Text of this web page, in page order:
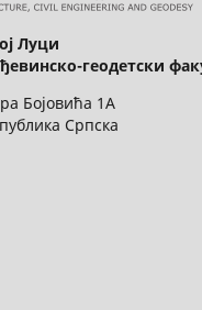
Луци
геодетски
Бојовића 1A
Српска